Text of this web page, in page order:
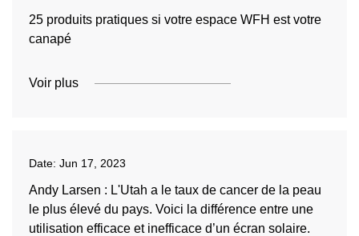
25 produits pratiques si votre espace WFH est votre
canapé
Voir plus
Date: Jun 17, 2023
Andy Larsen : L'Utah a le taux de cancer de la peau
le plus élevé du pays. Voici la différence entre une
utilisation efficace et inefficace d’un écran solaire.